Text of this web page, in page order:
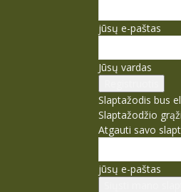
jūsų e-paštas
Jūsų vardas
Slaptažodis bus
Slaptažodžio
Atgauti savo
jūsų e-paštas